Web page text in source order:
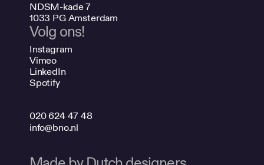
NDSM-kade 7
1033 PG Amsterdam
Volg ons!
Instagram
Vimeo
LinkedIn
Spotify
020 624 47 48
info@bno.nl